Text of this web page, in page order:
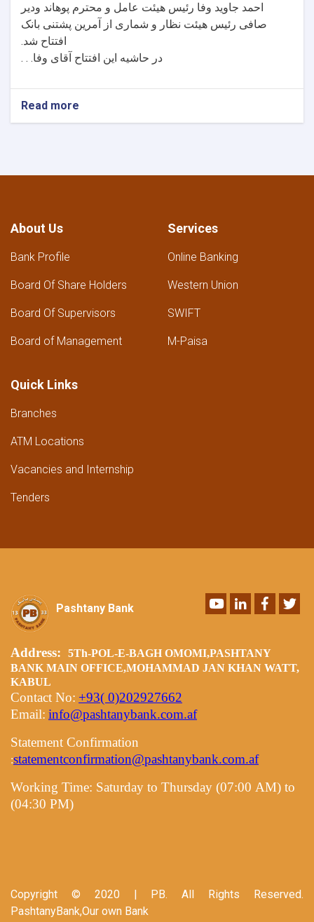
احمد جاوید وفا رئیس هیئت عامل و محترم پوهاند ودیر
صافی رئیس هیئت نظار و شماری از آمرین پشتنی بانک
افتتاح شد.
در حاشیه این افتتاح آقای وفا. . .
Read more
About Us
Bank Profile
Board Of Share Holders
Board Of Supervisors
Board of Management
Services
Online Banking
Western Union
SWIFT
M-Paisa
Quick Links
Branches
ATM Locations
Vacancies and Internship
Tenders
Pashtany Bank
YoutubeLinkedIn
Address:
5Th-POL-E-BAGH OMOMI,PASHTANY
BANK MAIN OFFICE,MOHAMMAD JAN KHAN WATT,
KABUL
Contact No: +93( 0)202927662
Email: info@pashtanybank.com.af
Statement Confirmation
:statementconfirmation@pashtanybank.com.af
Working Time: Saturday to Thursday (07:00 AM) to
(04:30 PM)
Copyright © 2020 | PB. All Rights Reserved.
PashtanyBank,Our own Bank